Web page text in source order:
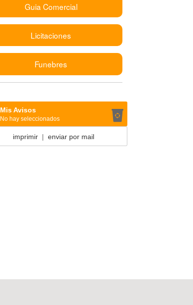
Guia Comercial
Licitaciones
Funebres
Mis Avisos
No hay seleccionados
imprimir| enviar por mail